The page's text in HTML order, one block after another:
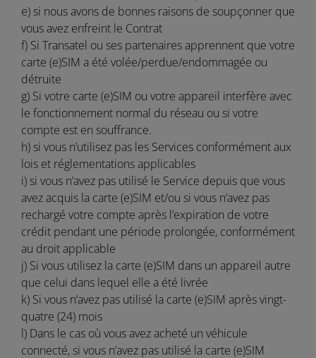
e) si nous avons de bonnes raisons de soupçonner que
vous avez enfreint le Contrat
f) Si Transatel ou ses partenaires apprennent que votre
carte (e)SIM a été volée/perdue/endommagée ou
détruite
g) Si votre carte (e)SIM ou votre appareil interfère avec
le fonctionnement normal du réseau ou si votre
compte est en souffrance.
h) si vous n’utilisez pas les Services conformément aux
lois et réglementations applicables
i) si vous n’avez pas utilisé le Service depuis que vous
avez acquis la carte (e)SIM et/ou si vous n’avez pas
rechargé votre compte après l’expiration de votre
crédit pendant une période prolongée, conformément
au droit applicable
j) Si vous utilisez la carte (e)SIM dans un appareil autre
que celui dans lequel elle a été livrée
k) Si vous n’avez pas utilisé la carte (e)SIM après vingt-
quatre (24) mois
l) Dans le cas où vous avez acheté un véhicule
connecté, si vous n’avez pas utilisé la carte (e)SIM